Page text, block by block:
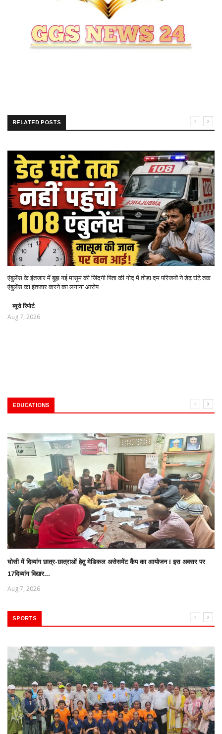
RELATED POSTS
एंबुलेंस के इंतजार में बुझ गई मासूम की जिंदगी पिता की गोद में तोडा दम परिजनों ने डेढ़ घंटे तक
एंबुलेंस का इंतजार करने का लगाया आरोप
ब्यूरो रिपोर्ट
Aug 7, 2026
EDUCATIONS
घोसी में दिव्यांग छात्र-छात्राओं हेतु मेडिकल असेसमेंट कैंप का आयोजन l इस अवसर पर
17दिव्यांग विद्यार...
Aug 7, 2026
SPORTS